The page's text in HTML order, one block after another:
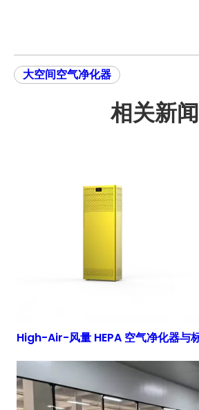
大空间空气净化器
相关新闻